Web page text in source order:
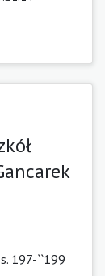
197-``199